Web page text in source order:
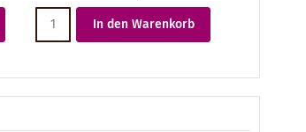
In den Warenkorb